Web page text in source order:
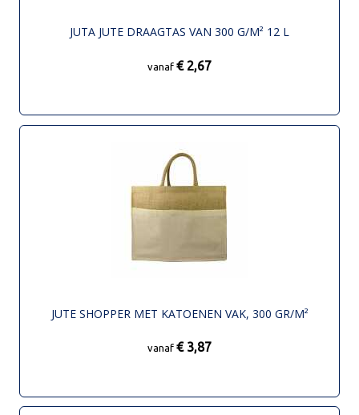
JUTA JUTE DRAAGTAS VAN 300 G/M² 12 L
vanaf € 2,67
JUTE SHOPPER MET KATOENEN VAK, 300 GR/M²
vanaf € 3,87